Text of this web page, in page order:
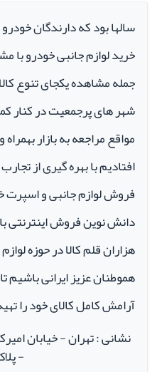
سالها بود که دارندگان
خرید لوازم جانبی خودرو با
جمله مشاهده یکجای تنوع
شهر های پرجمعیت در کنار
مواقع مراجعه به بازار
افتادیم با بهره گیری از
دانش نوین فروش اینترنتی با
هزاران قلم کالا در حوزه
هموطنان عزیز ایرانی باشیم
آرامش کامل کالای خود را
نشانی : تهران - خیابان
- پلاک